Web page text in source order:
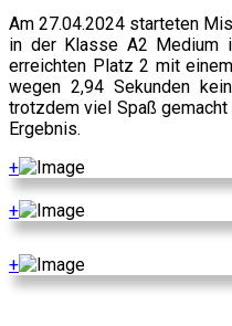
Am 27.04.2024 starteten
in der Klasse A2 Medium
erreichten Platz 2 mit
wegen 2,94 Sekunden
trotzdem viel Spaß
Ergebnis.
+
+
+